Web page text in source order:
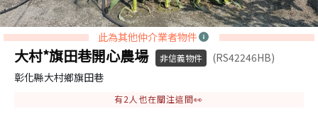
此為其他仲介業者物件
大村*旗田巷開心農場 非信義物件
(RS42246HB)
彰化縣大村鄉旗田巷
有2 人也在關注這間👀